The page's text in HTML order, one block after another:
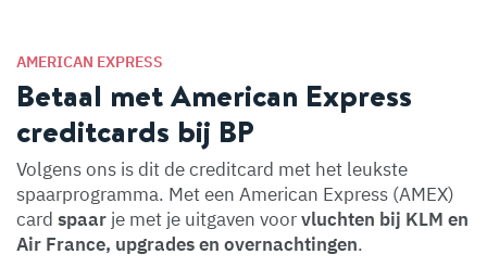
AMERICAN EXPRESS
Betaal met American Express
creditcards bij BP
Volgens ons is dit de creditcard met het leukste
spaarprogramma. Met een American Express (AMEX)
card spaar je met je uitgaven voorvluchten bij KLM en
Air France, upgrades en overnachtingen.